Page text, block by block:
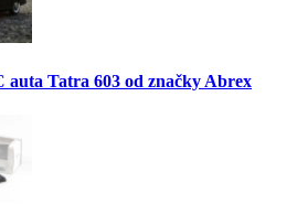
auta Tatra 603 od značky Abrex